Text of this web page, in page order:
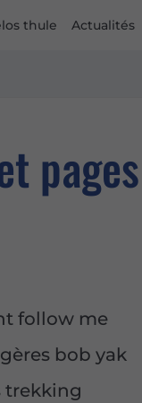
thule Actualités
pages
follow me
bob yak
trekking